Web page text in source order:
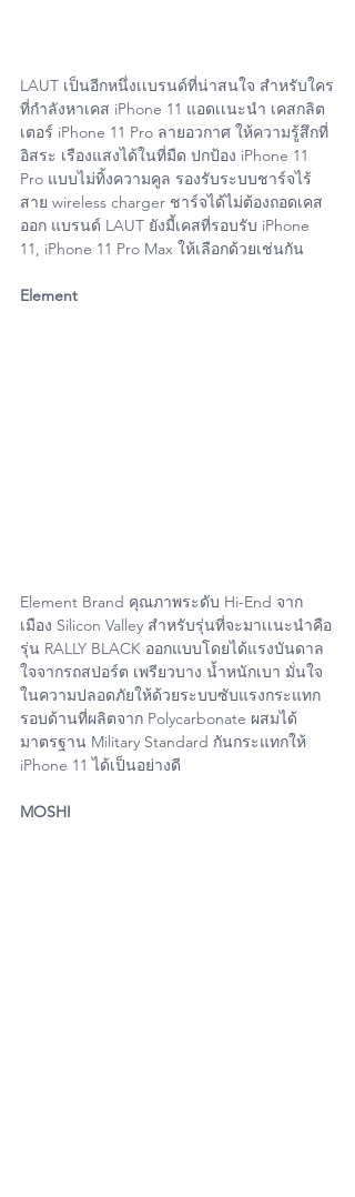
LAUT เป็นอีกหนึ่งเเบรนด์ที่น่าสนใจ สำหรับใคร
ที่กำลังหาเคส iPhone 11 แอดเเนะนำ เคสกลิต
เตอร์ iPhone 11 Pro ลายอวกาศ ให้ความรู้สึกที่
อิสระ เรืองแสงได้ในที่มืด ปกป้อง iPhone 11
Pro แบบไม่ทิ้งความคูล รองรับระบบชาร์จไร้
สาย wireless charger ชาร์จได้ไม่ต้องถอดเคส
ออก แบรนด์ LAUT ยังมี้เคสที่รอบรับ iPhone
11, iPhone 11 Pro Max ให้เลือกด้วยเช่นกัน
Element
Element Brand คุณภาพระดับ Hi-End จาก
เมือง Silicon Valley สำหรับรุ่นที่จะมาเเนะนำคือ
รุ่น RALLY BLACK ออกแบบโดยได้แรงบันดาล
ใจจากรถสปอร์ต เพรียวบาง น้ำหนักเบา มั่นใจ
ในความปลอดภัยให้ด้วยระบบซับแรงกระแทก
รอบด้านที่ผลิตจาก Polycarbonate ผสมได้
มาตรฐาน Military Standard กันกระแทกให้
iPhone 11 ได้เป็นอย่างดี
MOSHI